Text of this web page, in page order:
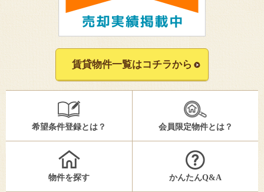
賃貸物件一覧はコチラから
希望条件登録とは？ 会員限定物件とは？
物件を探す かんたんQ&A